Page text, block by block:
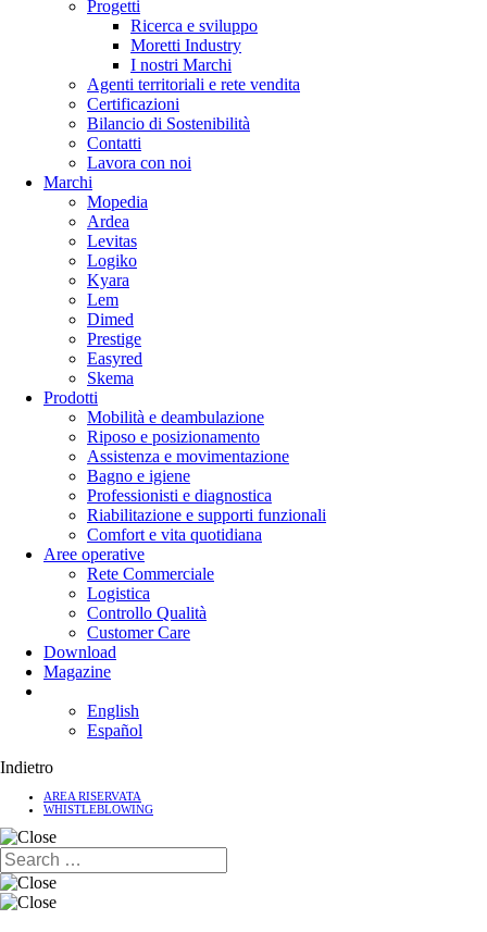
Progetti
Ricerca e sviluppo
Moretti Industry
I nostri Marchi
Agenti territoriali e rete vendita
Certificazioni
Bilancio di Sostenibilità
Contatti
Lavora con noi
Marchi
Mopedia
Ardea
Levitas
Logiko
Kyara
Lem
Dimed
Prestige
Easyred
Skema
Prodotti
Mobilità e deambulazione
Riposo e posizionamento
Assistenza e movimentazione
Bagno e igiene
Professionisti e diagnostica
Riabilitazione e supporti funzionali
Comfort e vita quotidiana
Aree operative
Rete Commerciale
Logistica
Controllo Qualità
Customer Care
Download
Magazine
English
Español
Indietro
AREA RISERVATA
WHISTLEBLOWING